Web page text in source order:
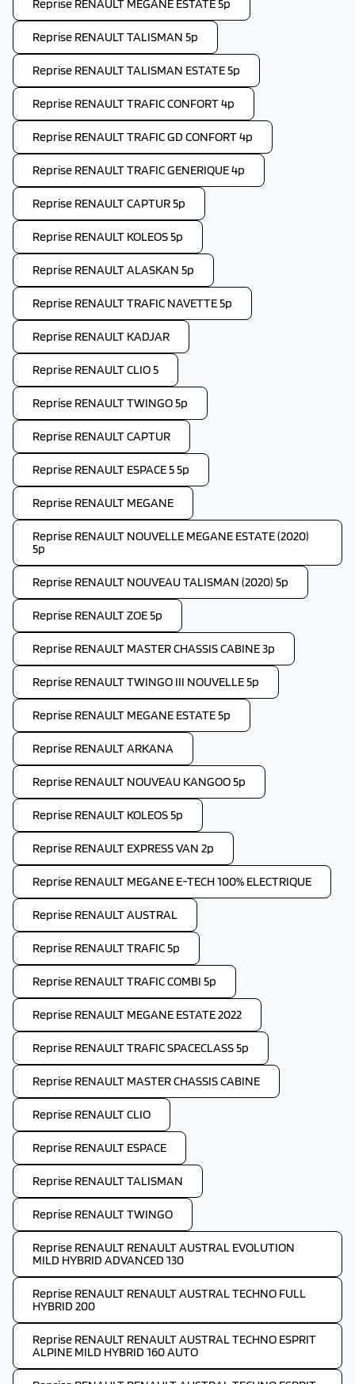
Reprise RENAULT MEGANE ESTATE 5p
Reprise RENAULT TALISMAN 5p
Reprise RENAULT TALISMAN ESTATE 5p
Reprise RENAULT TRAFIC CONFORT 4p
Reprise RENAULT TRAFIC GD CONFORT 4p
Reprise RENAULT TRAFIC GENERIQUE 4p
Reprise RENAULT CAPTUR 5p
Reprise RENAULT KOLEOS 5p
Reprise RENAULT ALASKAN 5p
Reprise RENAULT TRAFIC NAVETTE 5p
Reprise RENAULT KADJAR
Reprise RENAULT CLIO 5
Reprise RENAULT TWINGO 5p
Reprise RENAULT CAPTUR
Reprise RENAULT ESPACE 5 5p
Reprise RENAULT MEGANE
Reprise RENAULT NOUVELLE MEGANE ESTATE (2020)
5p
Reprise RENAULT NOUVEAU TALISMAN (2020) 5p
Reprise RENAULT ZOE 5p
Reprise RENAULT MASTER CHASSIS CABINE 3p
Reprise RENAULT TWINGO III NOUVELLE 5p
Reprise RENAULT MEGANE ESTATE 5p
Reprise RENAULT ARKANA
Reprise RENAULT NOUVEAU KANGOO 5p
Reprise RENAULT KOLEOS 5p
Reprise RENAULT EXPRESS VAN 2p
Reprise RENAULT MEGANE E-TECH 100% ELECTRIQUE
Reprise RENAULT AUSTRAL
Reprise RENAULT TRAFIC 5p
Reprise RENAULT TRAFIC COMBI 5p
Reprise RENAULT MEGANE ESTATE 2022
Reprise RENAULT TRAFIC SPACECLASS 5p
Reprise RENAULT MASTER CHASSIS CABINE
Reprise RENAULT CLIO
Reprise RENAULT ESPACE
Reprise RENAULT TALISMAN
Reprise RENAULT TWINGO
Reprise RENAULT RENAULT AUSTRAL EVOLUTION
MILD HYBRID ADVANCED 130
Reprise RENAULT RENAULT AUSTRAL TECHNO FULL
HYBRID 200
Reprise RENAULT RENAULT AUSTRAL TECHNO ESPRIT
ALPINE MILD HYBRID 160 AUTO